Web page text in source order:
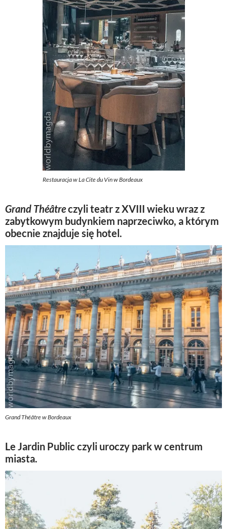
Restauracja w La Cite du Vin w Bordeaux
Grand Théâtreczyli teatr z XVIII wieku wraz z
zabytkowym budynkiem naprzeciwko, a którym
obecnie znajduje się hotel.
Grand Théâtre w Bordeaux
Le Jardin Public czyli uroczy park w centrum
miasta.